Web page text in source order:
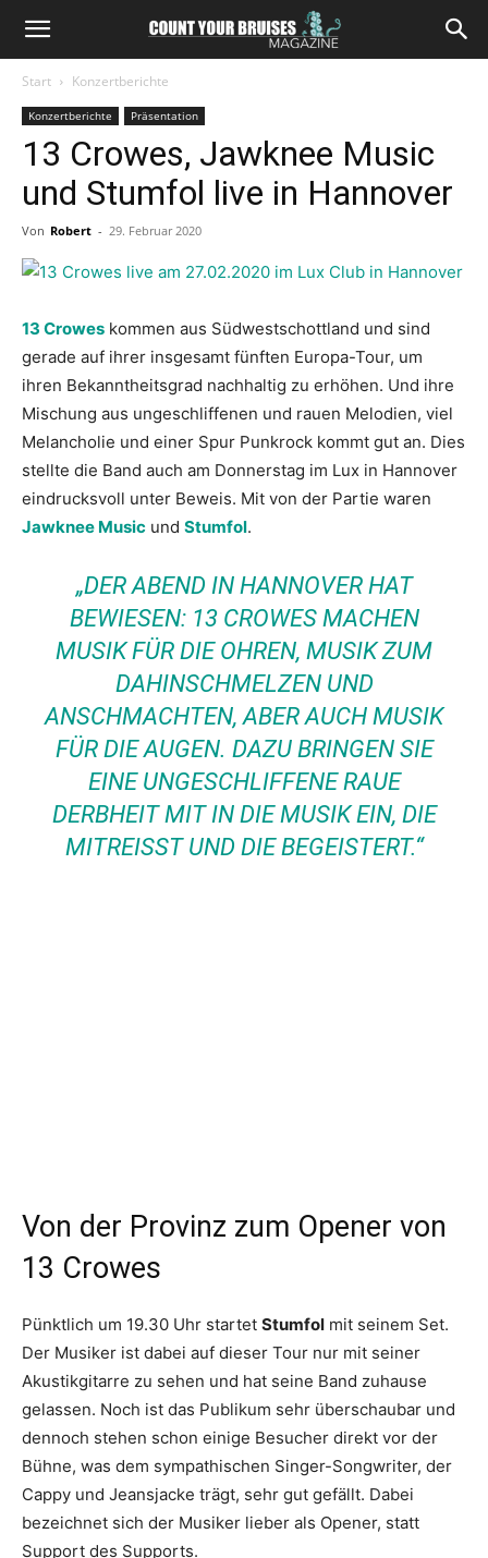
Start Konzertberichte
Konzertberichte Präsentation
13 Crowes, Jawknee Music
und Stumfol live in Hannover
Von Robert - 29. Februar 2020
13 Crowes kommen aus Südwestschottland und sind
gerade auf ihrer insgesamt fünften Europa-Tour, um
ihren Bekanntheitsgrad nachhaltig zu erhöhen. Und ihre
Mischung aus ungeschliffenen und rauen Melodien, viel
Melancholie und einer Spur Punkrock kommt gut an. Dies
stellte die Band auch am Donnerstag im Lux in Hannover
eindrucksvoll unter Beweis. Mit von der Partie waren
Jawknee Music und Stumfol.
„DER ABEND IN HANNOVER HAT
BEWIESEN: 13 CROWES MACHEN
MUSIK FÜR DIE OHREN, MUSIK ZUM
DAHINSCHMELZEN UND
ANSCHMACHTEN, ABER AUCH MUSIK
FÜR DIE AUGEN. DAZU BRINGEN SIE
EINE UNGESCHLIFFENE RAUE
DERBHEIT MIT IN DIE MUSIK EIN, DIE
MITREISST UND DIE BEGEISTERT.“
Von der Provinz zum Opener von
13 Crowes
Pünktlich um 19.30 Uhr startet Stumfol mit seinem Set.
Der Musiker ist dabei auf dieser Tour nur mit seiner
Akustikgitarre zu sehen und hat seine Band zuhause
gelassen. Noch ist das Publikum sehr überschaubar und
dennoch stehen schon einige Besucher direkt vor der
Bühne, was dem sympathischen Singer-Songwriter, der
Cappy und Jeansjacke trägt, sehr gut gefällt. Dabei
bezeichnet sich der Musiker lieber als Opener, statt
Support des Supports.